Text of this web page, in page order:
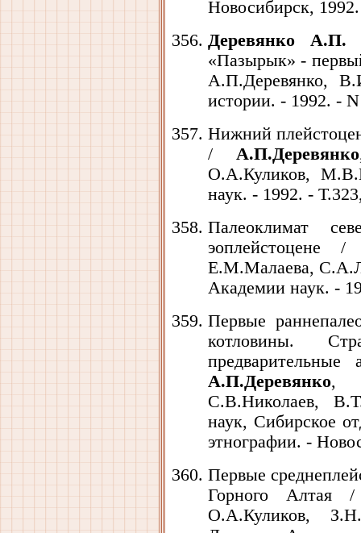
Новосибирск,
Деревянко А.П.
«Пазырык» -
А.П.Деревянко,
истории. - 1992. -
Нижний
/А.П.Деревянко
О.А.Куликов,
наук. - 1992. -
Палеоклимат
эоплейстоцене
Е.М.Малаева,
Академии наук. -
Первые
котловины.
предварительные
А.П.Деревянко,
С.В.Николаев,
наук, Сибирское
этнографии. -
Первые
Горного
О.А.Куликов,